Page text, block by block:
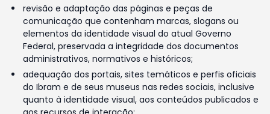
revisão e adaptação das páginas e peças de
comunicação que contenham marcas, slogans ou
elementos da identidade visual do atual Governo
Federal, preservada a integridade dos documentos
administrativos, normativos e históricos;
adequação dos portais, sites temáticos e perfis oficiais
do Ibram e de seus museus nas redes sociais, inclusive
quanto à identidade visual, aos conteúdos publicados e